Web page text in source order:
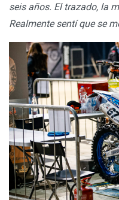
seis años. El trazado, la
Realmente sentí que se